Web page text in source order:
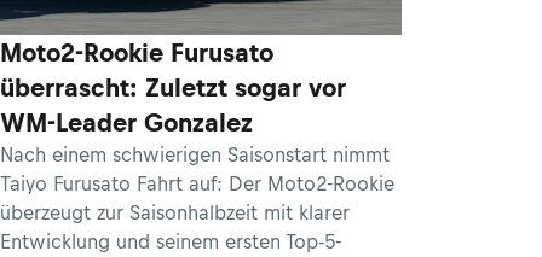
Moto2-Rookie Furusato
überrascht: Zuletzt sogar vor
WM-Leader Gonzalez
Nach einem schwierigen Saisonstart nimmt
Taiyo Furusato Fahrt auf: Der Moto2-Rookie
überzeugt zur Saisonhalbzeit mit klarer
Entwicklung und seinem ersten Top-5-